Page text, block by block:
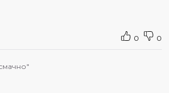
0 0